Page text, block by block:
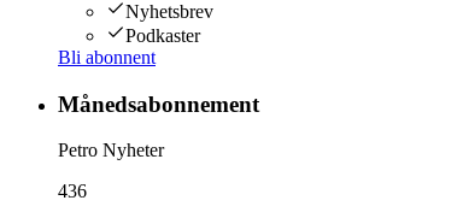
Nyhetsbrev
Podkaster
Bli abonnent
Månedsabonnement
Petro Nyheter
436